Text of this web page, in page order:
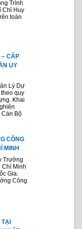
Trình
Chỉ Huy
toàn
– CẤP
UY
Lý Dự
quy
Khai
Bộ
CÔNG
MINH
Trưởng
Chí Minh
Gia.
Công